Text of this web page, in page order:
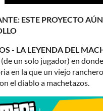
ESTE PROYECTO
- LA LEYENDA DEL
un solo jugador) en
en la que un viejo
el diablo a machetazos.